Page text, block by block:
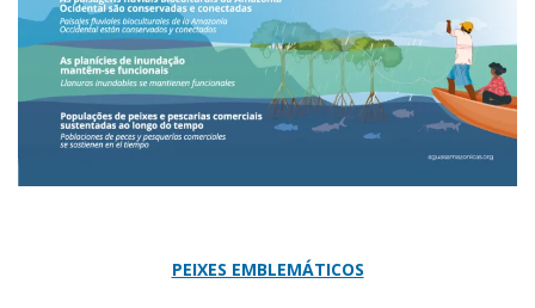
PEIXES EMBLEMÁTICOS